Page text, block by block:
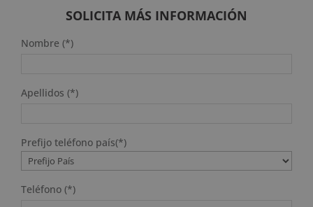
SOLICITA MÁS INFORMACIÓN
Nombre (*)
Apellidos (*)
Prefijo teléfono país(*)
Teléfono (*)